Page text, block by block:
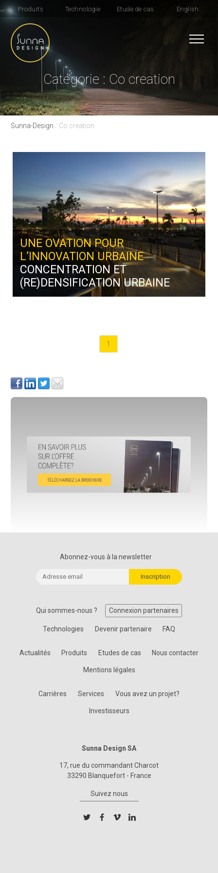
Produits Technologie Etude de cas English
Catégorie : Co creation
Sunna-Design / Co creation
UNE OVATION POUR
L’INNOVATION URBAINE
CONCENTRATION ET
(RE)DENSIFICATION URBAINE
1
Abonnez-vous à la newsletter
Qui sommes-nous ? Connexion partenaires
Technologies Devenir partenaire FAQ
Actualités Produits Etudes de cas Nous contacter
Mentions légales
Carrières Services Vous avez un projet?
Investisseurs
Sunna Design SA
17, rue du commandant Charcot
33290 Blanquefort - France
Suivez nous